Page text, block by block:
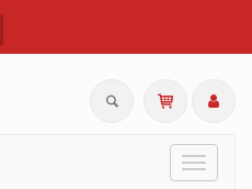
Toggle